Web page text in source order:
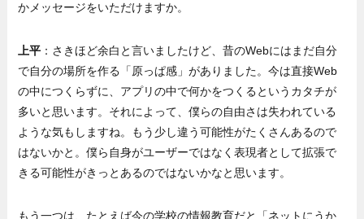
かメッセージをいただけますか。
上平 ：さきほど余白と言いましたけど、昔のWebにはまだ自分
で自分の場所を作る「原っぱ感」がありました。今は直接Web
の中につくらずに、アプリの中で何かをつくるというカタチが
多いと思います。それによって、僕らの自由さは失われている
ような気もしますね。もう少し違う可能性がたくさんあるので
はないかと。僕ら自身がユーザーではなく表現者として拡張で
きる可能性がきっとあるのではないかなと思います。
もう一つは、たとえば今の学校の情報教育だと「ネットにうか